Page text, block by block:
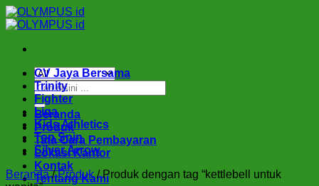
Skip
to
Pencarian
untuk:
Beranda
Produk
Tata Cara Pembayaran
Lokasi Kantor
Kontak
Tentang Kami
CV Jaya Bersama
Trinity
Fighter
Liga
Kids Athletics
Top Spin
Silver Arrow
Beranda / Produk /Produk dengan tag “kettlebell untuk